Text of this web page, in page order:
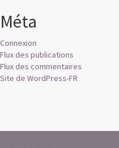
Méta
Connexion
Flux des publications
Flux des commentaires
Site de WordPress-FR